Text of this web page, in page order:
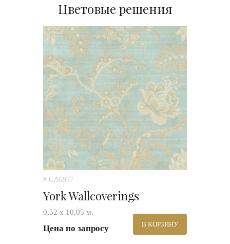
Цветовые решения
# GA6917
York Wallcoverings
0,52 х 10,05 м.
Цена по запросу В КОРЗИНУ